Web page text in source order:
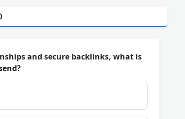
and secure backlinks, what is